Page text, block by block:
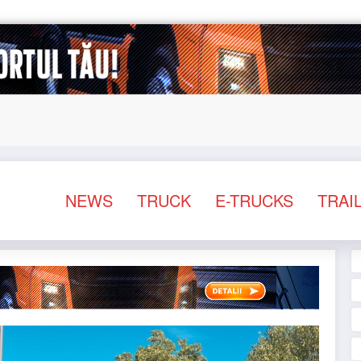
NEWS TRUCK E-TRUCKS
NEWS STIRI NEWS STIRI